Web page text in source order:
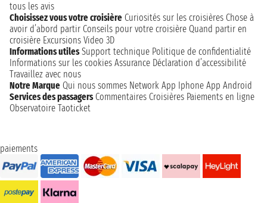
tous les avis
Choisissez vous votre croisière Curiosités sur les croisières Chose à
avoir d’abord partir Conseils pour votre croisière Quand partir en
croisière Excursions Video 3D
Informations utiles Support technique Politique de confidentialité
Informations sur les cookies Assurance Déclaration d’accessibilité
Travaillez avec nous
Notre Marque Qui nous sommes Network App Iphone App Android
Services des passagers Commentaires Croisières Paiements en ligne
Observatoire Taoticket
paiements